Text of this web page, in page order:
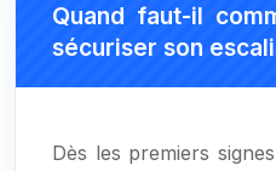
Quand faut-il
sécuriser son
Dès les premiers